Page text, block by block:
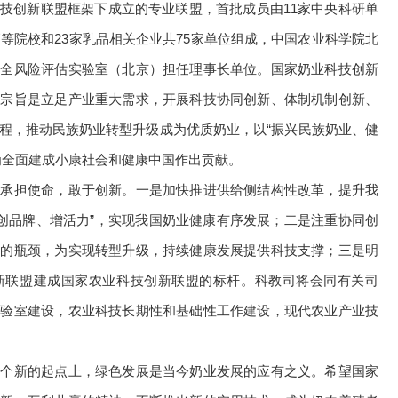
创新联盟框架下成立的专业联盟，首批成员由11家中央科研单
院校和23家乳品相关企业共75家单位组成，中国农业科学院北
风险评估实验室（北京）担任理事长单位。国家奶业科技创新
旨是立足产业重大需求，开展科技协同创新、体制机制创新、
，推动民族奶业转型升级成为优质奶业，以“振兴民族奶业、健
面建成小康社会和健康中国作出贡献。
担使命，敢于创新。一是加快推进供给侧结构性改革，提升我
品牌、增活力”，实现我国奶业健康有序发展；二是注重协同创
瓶颈，为实现转型升级，持续健康发展提供科技支撑；三是明
盟建成国家农业科技创新联盟的标杆。科教司将会同有关司
室建设，农业科技长期性和基础性工作建设，现代农业产业技
新的起点上，绿色发展是当今奶业发展的应有之义。希望国家